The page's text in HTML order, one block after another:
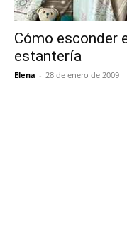
Cómo esconder
estantería
Elena - 28 de enero de 2009